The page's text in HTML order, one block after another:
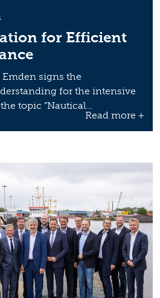
for Efficient
signs the
for the intensive
topic ”Nautical…
Read more +